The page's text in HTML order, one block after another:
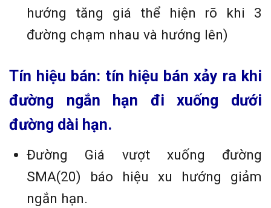
hướng tăng giá thể hiện rõ khi 3
đường chạm nhau và hướng lên)
Tín hiệu bán: tín hiệu bán xảy ra khi
đường ngắn hạn đi xuống dưới
đường dài hạn.
Đường Giá vượt xuống đường
SMA(20) báo hiệu xu hướng giảm
ngắn hạn.